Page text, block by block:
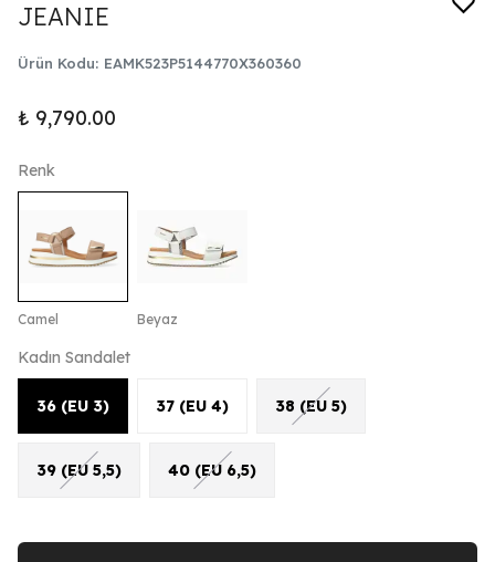
JEANIE
Ürün Kodu: EAMK523P5144770X360360
₺ 9,790.00
Renk
Camel Beyaz
Kadın Sandalet
36 (EU 3) 37 (EU 4) 38 (EU 5)
39 (EU 5,5) 40 (EU 6,5)